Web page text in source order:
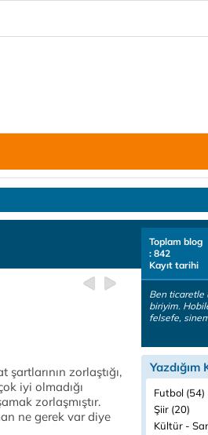
zorlaştığı,
iyi olmadığı
zorlaşmıştır.
ne gerek var diye
Toplam blog
: 842
Kayıt tarihi
Ben ticaretle
biriyim.
felsefe,
Futbol (54)
Şiir (20)
Kültür -